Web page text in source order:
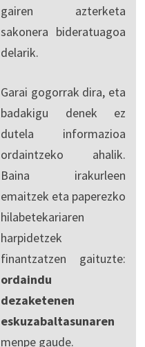
gairen azterketa
sakonera bideratuagoa
delarik.
Garai gogorrak dira, eta
badakigu denek ez
dutela informazioa
ordaintzeko ahalik.
Baina irakurleen
emaitzek eta paperezko
hilabetekariaren
harpidetzek
finantzatzen gaituzte:
ordaindu
dezaketenen
eskuzabaltasunaren
menpe gaude.